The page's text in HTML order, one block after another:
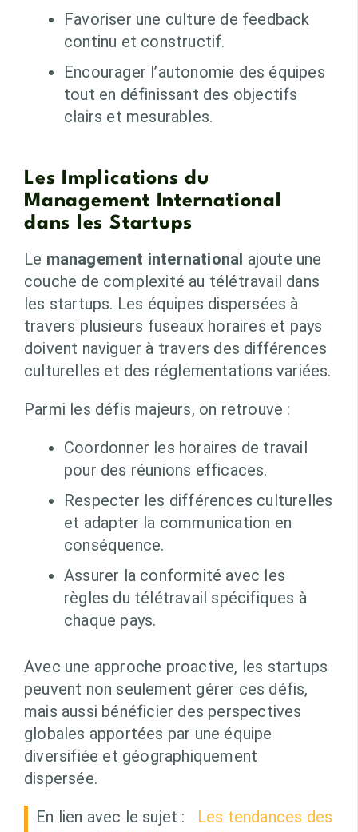
Favoriser une culture de feedback
continu et constructif.
Encourager l’autonomie des équipes
tout en définissant des objectifs
clairs et mesurables.
Les Implications du
Management International
dans les Startups
Le management international ajoute une
couche de complexité au télétravail dans
les startups. Les équipes dispersées à
travers plusieurs fuseaux horaires et pays
doivent naviguer à travers des différences
culturelles et des réglementations variées.
Parmi les défis majeurs, on retrouve :
Coordonner les horaires de travail
pour des réunions efficaces.
Respecter les différences culturelles
et adapter la communication en
conséquence.
Assurer la conformité avec les
règles du télétravail spécifiques à
chaque pays.
Avec une approche proactive, les startups
peuvent non seulement gérer ces défis,
mais aussi bénéficier des perspectives
globales apportées par une équipe
diversifiée et géographiquement
dispersée.
En lien avec le sujet :
Les tendances des